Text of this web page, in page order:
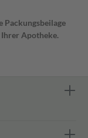
Packungsbeilage
Apotheke.